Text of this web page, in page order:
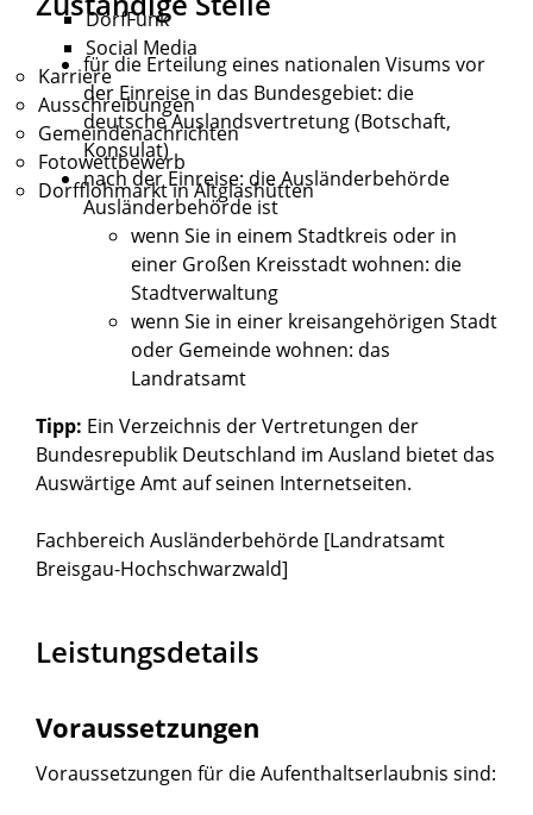
DorfFunk
Social Media
Karriere
Ausschreibungen
Gemeindenachrichten
Fotowettbewerb
Dorfflohmarkt in Altglashütten
für die Erteilung eines nationalen Visums vor
der Einreise in das Bundesgebiet: die
deutsche Auslandsvertretung (Botschaft,
Konsulat)
nach der Einreise: die Ausländerbehörde
Ausländerbehörde ist
wenn Sie in einem Stadtkreis oder in
einer Großen Kreisstadt wohnen: die
Stadtverwaltung
wenn Sie in einer kreisangehörigen Stadt
oder Gemeinde wohnen: das
Landratsamt
Tipp: Ein Verzeichnis der Vertretungen der
Bundesrepublik Deutschland im Ausland bietet das
Auswärtige Amt auf seinen Internetseiten.
Fachbereich Ausländerbehörde [Landratsamt
Breisgau-Hochschwarzwald]
Leistungsdetails
Voraussetzungen
Voraussetzungen für die Aufenthaltserlaubnis sind: